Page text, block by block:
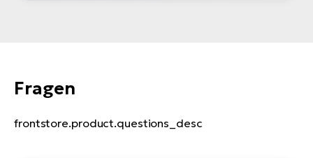
Fragen
frontstore.product.questions_desc